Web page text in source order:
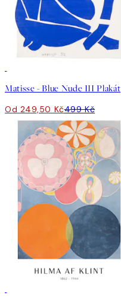
Matisse - Blue Nude III Plakát
Od 249,50 Kč499 Kč